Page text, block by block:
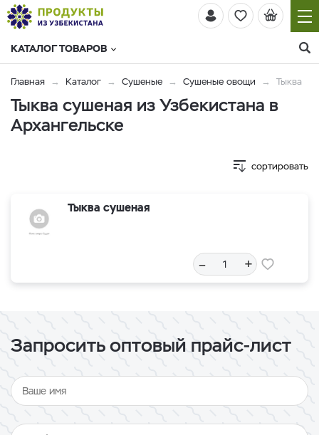
КАТАЛОГ ТОВАРОВ
Главная Каталог Сушеные Сушеные овощи Тыква
Тыква сушеная из Узбекистана в
Архангельске
сортировать
Тыква сушеная
– +
Запросить оптовый прайс-лист